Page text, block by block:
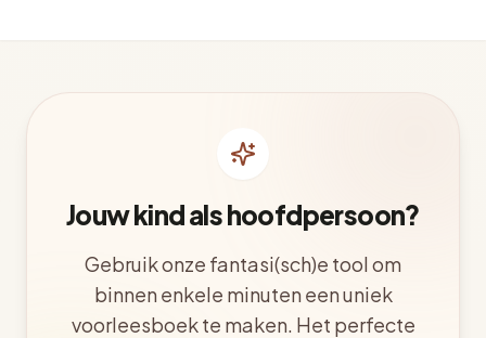
Jouw kind als hoofdpersoon?
Gebruik onze fantasi(sch)e tool om
binnen enkele minuten een uniek
voorleesboek te maken. Het perfecte